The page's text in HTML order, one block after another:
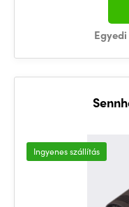
Ingyenes szállítás